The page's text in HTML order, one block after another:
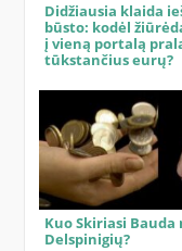
Didžiausia klaida
būsto: kodėl
į vieną portalą
tūkstančius eurų?
Kuo Skiriasi Bauda
Delspinigių?